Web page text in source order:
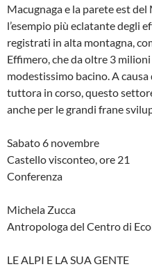
Macugnaga e la parete est
l’esempio più eclatante degli
registrati in alta montagna,
Effimero, che da oltre 3
modestissimo bacino. A
tuttora in corso, questo
anche per le grandi frane
Sabato 6 novembre
Castello visconteo, ore 21
Conferenza
Michela Zucca
Antropologa del Centro di
LE ALPI E LA SUA GENTE